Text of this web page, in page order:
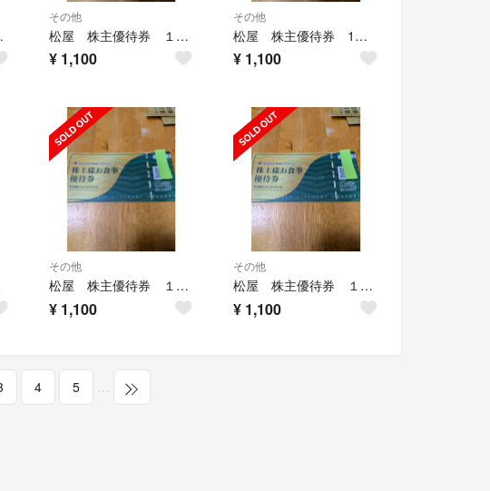
ⅸⅦ
その他
松屋 株主優待券 １枚 ⚅⚀
¥ 1,100
その他
松屋 株主優待券 1枚 ⚄
¥ 1,100
その他
松屋 株主優待券 １枚 Ⅷ
¥ 1,100
その他
松屋 株主優待券 １枚 ⚅
¥ 1,100
4 5 …